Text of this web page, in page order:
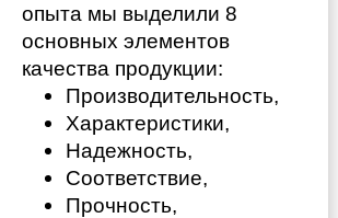
опыта мы выделили 8
основных элементов
качества продукции:
Производительность,
Характеристики,
Надежность,
Соответствие,
Прочность,